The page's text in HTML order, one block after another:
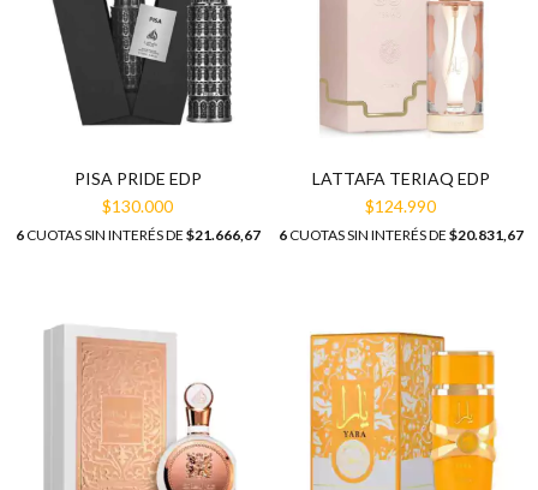
PISA PRIDE EDP
$130.000
6CUOTAS SIN INTERÉS DE $21.666,67
LATTAFA TERIAQ EDP
$124.990
6CUOTAS SIN INTERÉS DE $20.831,67